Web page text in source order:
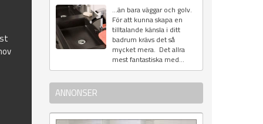
…än bara väggar och golv.
För att kunna skapa en
tilltalande känsla i ditt
badrum krävs det så
mycket mera. Det allra
mest fantastiska med...
ANNONSER